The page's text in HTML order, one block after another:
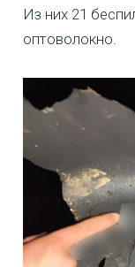
Из них 21
оптоволокно.